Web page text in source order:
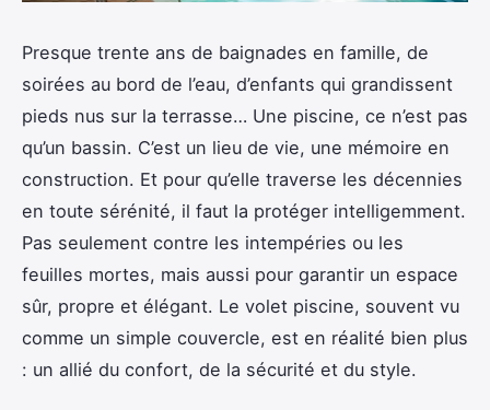
Presque trente ans de baignades en famille, de
soirées au bord de l’eau, d’enfants qui grandissent
pieds nus sur la terrasse… Une piscine, ce n’est pas
qu’un bassin. C’est un lieu de vie, une mémoire en
construction. Et pour qu’elle traverse les décennies
en toute sérénité, il faut la protéger intelligemment.
Pas seulement contre les intempéries ou les
feuilles mortes, mais aussi pour garantir un espace
sûr, propre et élégant. Le volet piscine, souvent vu
comme un simple couvercle, est en réalité bien plus
: un allié du confort, de la sécurité et du style.